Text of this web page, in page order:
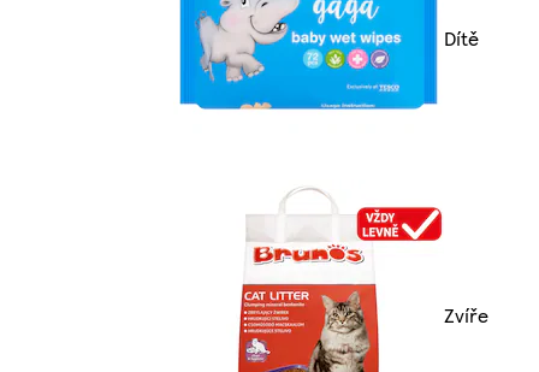
Dítě
Zvíře